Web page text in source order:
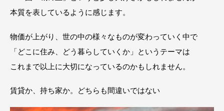
本質を表しているように感じます。
物価が上がり、世の中の様々なものが変わっていく中で
「どこに住み、どう暮らしていくか」というテーマは
これまで以上に大切になっているのかもしれません。
賃貸か、持ち家か。どちらも間違いではない